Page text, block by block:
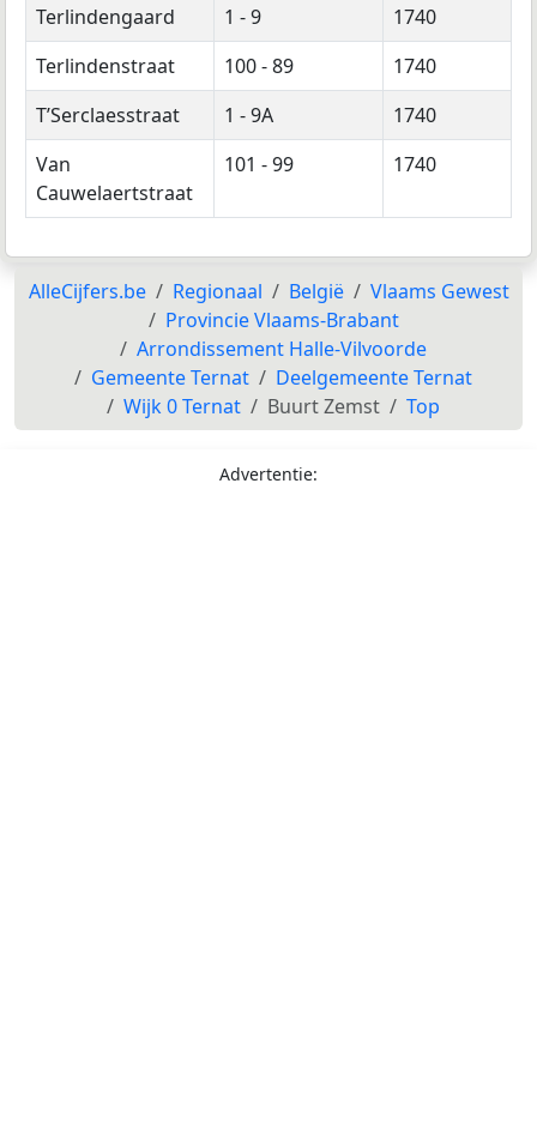
Terlindengaard
1 - 9
1740
Terlindenstraat
100 - 89
1740
T’Serclaesstraat
1 - 9A
1740
Van
Cauwelaertstraat
101 - 99 1740
AlleCijfers.be Regionaal België
Vlaams Gewest
Provincie Vlaams-Brabant
Arrondissement Halle-Vilvoorde
Gemeente Ternat
Deelgemeente Ternat
Wijk 0 Ternat
Buurt Zemst Top
Advertentie: